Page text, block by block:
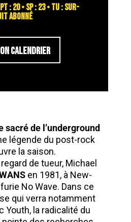
: 20 • SP : 23 • TU : sur-
abonné
CALENDRIER
sacré de l’underground
légende du post-rock
la saison.
de tueur, Michael
en 1981, à New-
No Wave. Dans ce
qui verra notamment
Youth, la radicalité du